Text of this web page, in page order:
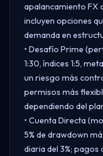
apalancamiento FX
incluyen opciones
demanda en
• Desafío Prime
1:30, índices 1:5,
un riesgo más
permisos más
dependiendo del
• Cuenta Directa
5% de drawdown
diaria del 3%; pagos